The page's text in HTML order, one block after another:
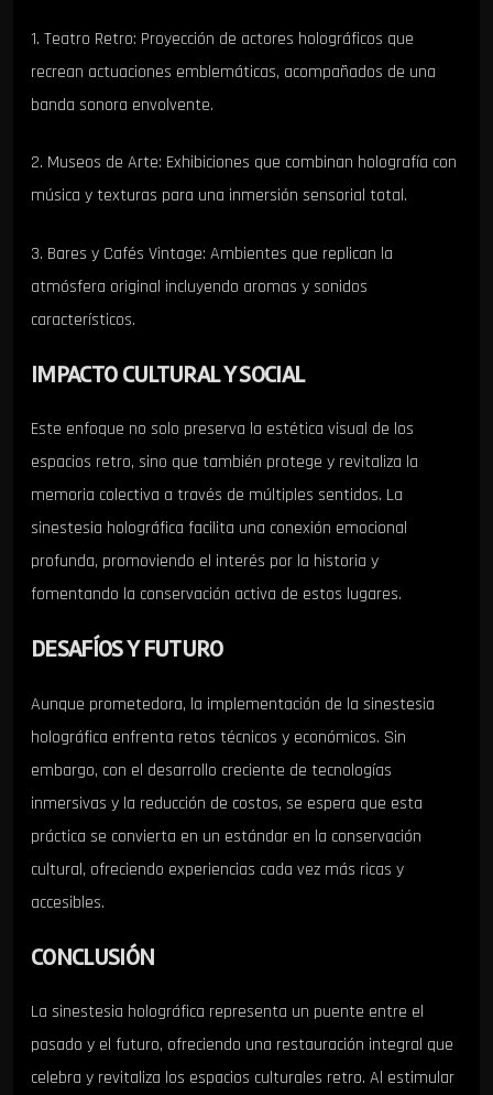
1. Teatro Retro: Proyección de actores holográficos que
recrean actuaciones emblemáticas, acompañados de una
banda sonora envolvente.
2. Museos de Arte: Exhibiciones que combinan holografía con
música y texturas para una inmersión sensorial total.
3. Bares y Cafés Vintage: Ambientes que replican la
atmósfera original incluyendo aromas y sonidos
característicos.
IMPACTO CULTURAL Y SOCIAL
Este enfoque no solo preserva la estética visual de los
espacios retro, sino que también protege y revitaliza la
memoria colectiva a través de múltiples sentidos. La
sinestesia holográfica facilita una conexión emocional
profunda, promoviendo el interés por la historia y
fomentando la conservación activa de estos lugares.
DESAFÍOS Y FUTURO
Aunque prometedora, la implementación de la sinestesia
holográfica enfrenta retos técnicos y económicos. Sin
embargo, con el desarrollo creciente de tecnologías
inmersivas y la reducción de costos, se espera que esta
práctica se convierta en un estándar en la conservación
cultural, ofreciendo experiencias cada vez más ricas y
accesibles.
CONCLUSIÓN
La sinestesia holográfica representa un puente entre el
pasado y el futuro, ofreciendo una restauración integral que
celebra y revitaliza los espacios culturales retro. Al estimular